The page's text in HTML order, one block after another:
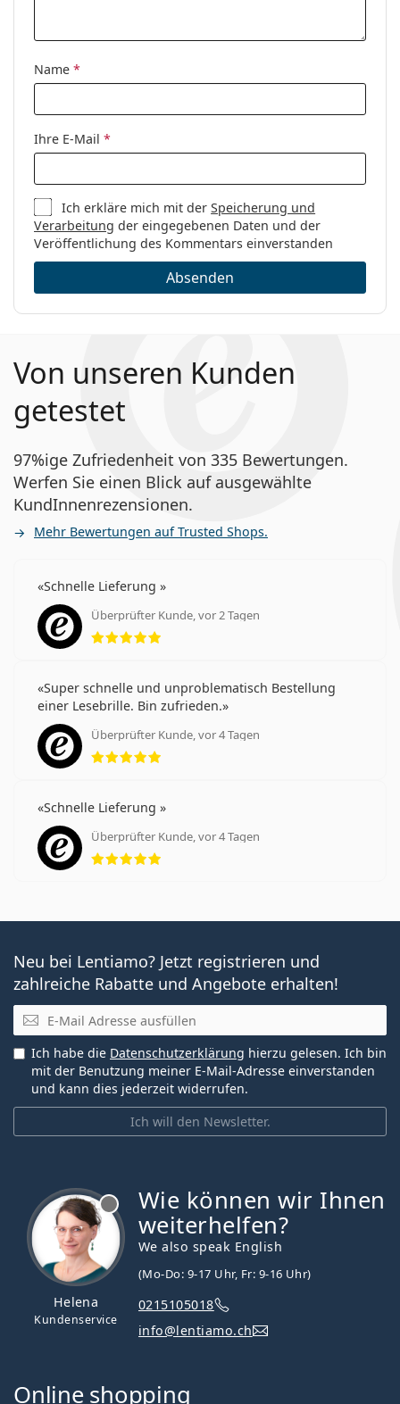
Entdecken Sie das gesamte Sortiment derBrillen, um
Brillen-Ratgeber
die Anleitung.
Marke:
Hugo Boss
Code:
Name *
Ihre E-Mail *
Ich erkläre mich mit derSpeicherung und
Verarbeitung der eingegebenen Daten und der
Veröffentlichung des Kommentars einverstanden
Absenden
Von unseren Kunden
getestet
97%ige Zufriedenheit von 335 Bewertungen.
Werfen Sie einen Blick auf ausgewählte
KundInnenrezensionen.
Mehr Bewertungen auf Trusted Shops.
Schnelle Lieferung
Überprüfter Kunde, vor 2 Tagen
Bewertung 5 aus 5
Super schnelle und unproblematisch Bestellung
einer Lesebrille. Bin zufrieden.
Überprüfter Kunde, vor 4 Tagen
Bewertung 5 aus 5
Schnelle Lieferung
Überprüfter Kunde, vor 4 Tagen
Bewertung 5 aus 5
Neu bei Lentiamo? Jetzt registrieren und
zahlreiche Rabatte und Angebote erhalten!
E-Mail
Ich will den Newsletter.
Ich habe die Datenschutzerklärung hierzu gelesen. Ich bin
mit der Benutzung meiner E-Mail-Adresse einverstanden
und kann dies jederzeit widerrufen.
Helena
Kundenservice
Wie können wir Ihnen
weiterhelfen?
We also speak English
(Mo-Do: 9-17 Uhr, Fr: 9-16 Uhr)
0215105018
info@lentiamo.ch
Online shopping